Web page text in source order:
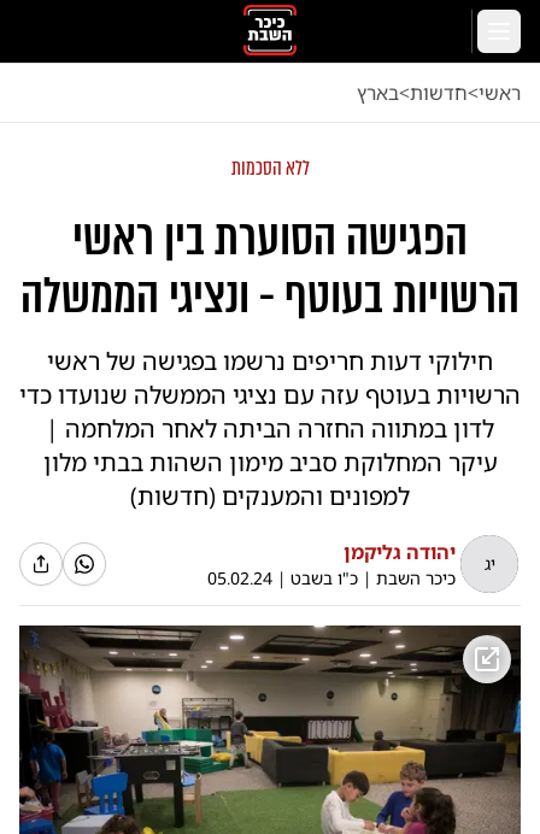
דלג לתוכן הראשי
ראשי<חדשות<בארץ
ללא הסכמות
הפגישה הסוערת בין ראשי
הרשויות בעוטף - ונציגי הממשלה
חילוקי דעות חריפים נרשמו בפגישה של ראשי
הרשויות בעוטף עזה עם נציגי הממשלה שנועדו כדי
לדון במתווה החזרה הביתה לאחר המלחמה |
עיקר המחלוקת סביב מימון השהות בבתי מלון
למפונים והמענקים (חדשות)
יג יהודה גליקמן
כיכר השבת | כ"ו בשבט |
05.02.24